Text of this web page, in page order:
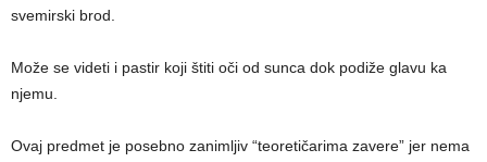
svemirski brod.
Može se videti i pastir koji štiti oči od sunca dok podiže glavu ka
njemu.
Ovaj predmet je posebno zanimljiv “teoretičarima zavere” jer nema